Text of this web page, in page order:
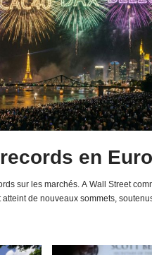
en
sur les marchés. A Wall Street
de nouveaux sommets,